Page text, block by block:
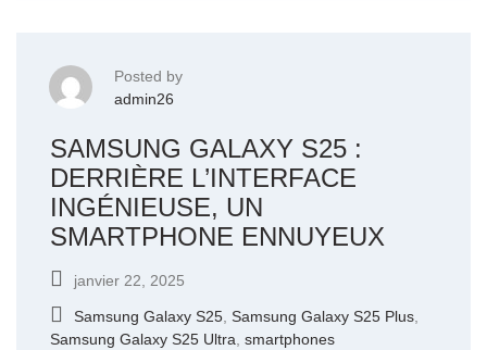
Posted by
admin26
SAMSUNG GALAXY S25 :
DERRIÈRE L’INTERFACE
INGÉNIEUSE, UN
SMARTPHONE ENNUYEUX
janvier 22, 2025
Samsung Galaxy S25 Samsung Galaxy S25 Plus
Samsung Galaxy S25 Ultra smartphones